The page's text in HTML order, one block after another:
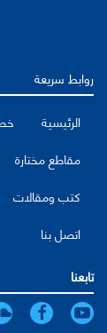
روابط سريعة
الرئيسية
مقاطع مختارة
كتب ومقالات
اتصل بنا
تابعنا